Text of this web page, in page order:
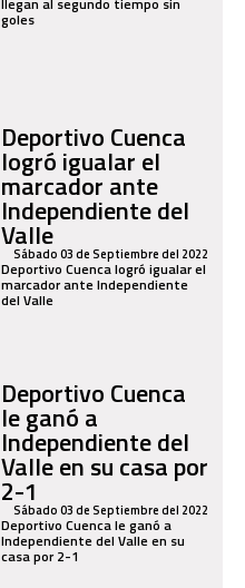
goles
Deportivo Cuenca
logró igualar el
marcador ante
Independiente del
Valle
Sábado 03 de Septiembre del 2022
Deportivo Cuenca logró igualar el
marcador ante Independiente
del Valle
Deportivo Cuenca
le ganó a
Independiente del
Valle en su casa por
2-1
Sábado 03 de Septiembre del 2022
Deportivo Cuenca le ganó a
Independiente del Valle en su
casa por 2-1